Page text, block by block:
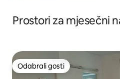
Prostori za mjesečni
Odabrali gosti
Odabrali gosti